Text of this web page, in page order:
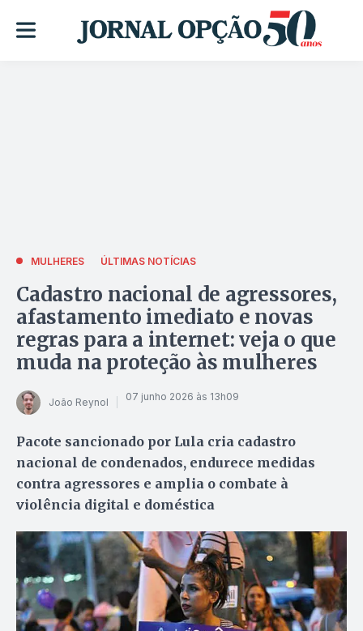
MULHERES ÚLTIMAS NOTÍCIAS
Cadastro nacional de agressores,
afastamento imediato e novas
regras para a internet: veja o que
muda na proteção às mulheres
João Reynol 07 junho 2026 às 13h09
Pacote sancionado por Lula cria cadastro
nacional de condenados, endurece medidas
contra agressores e amplia o combate à
violência digital e doméstica